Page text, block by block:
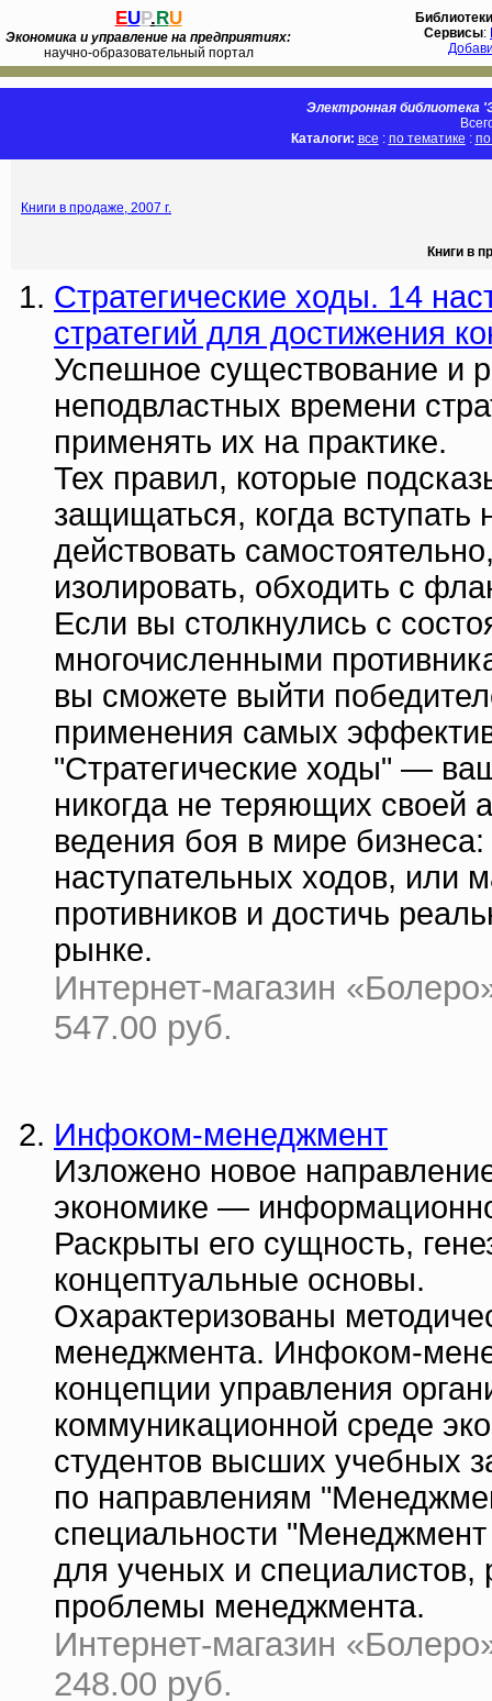
EUP.RU
Экономика и управление на предприятиях:
научно-образовательный портал
Библиотеки
Сервисы:
Электронная библиотека
Каталоги: все : по тематике :
Книги в продаже, 2007 г.
Книги в
Стратегические ходы. 14
стратегий для достижения
Успешное существование и
неподвластных времени
применять их на практике.
Тех правил, которые
защищаться, когда вступать
действовать
изолировать, обходить с
Если вы столкнулись с
многочисленными
вы сможете выйти
применения самых
"Стратегические ходы" —
никогда не теряющих своей
ведения боя в мире
наступательных ходов, или
противников и достичь
рынке.
Интернет-магазин
547.00 руб.
Инфоком-менеджмент
Изложено новое
экономике —
Раскрыты его сущность,
концептуальные основы.
Охарактеризованы
менеджмента. Инфоком-
концепции управления
коммуникационной среде
студентов высших учебных
по направлениям
специальности "Менеджмент
для ученых и
проблемы менеджмента.
Интернет-магазин
248.00 руб.